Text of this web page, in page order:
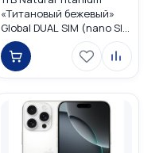
«Tитановый бежевый»
Global DUAL SIM (nano SIM
+ eSIM)